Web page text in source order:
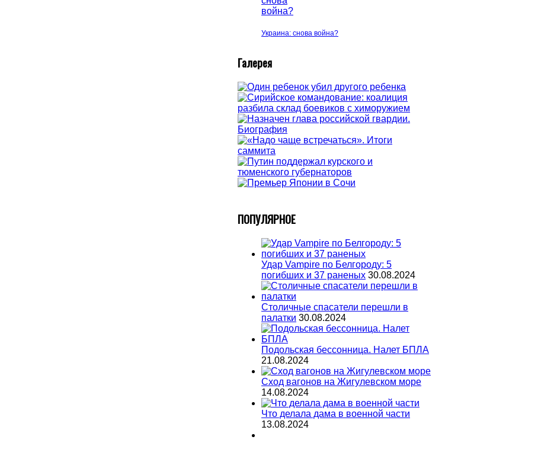
Украина: снова война?
Галерея
ПОПУЛЯРНОЕ
Удар Vampire по Белгороду: 5
погибших и 37 раненых 30.08.2024
Столичные спасатели перешли в
палатки 30.08.2024
Подольская бессонница. Налет БПЛА
21.08.2024
Сход вагонов на Жигулевском море
14.08.2024
Что делала дама в военной части
13.08.2024